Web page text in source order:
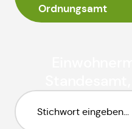
Ordnungsamt